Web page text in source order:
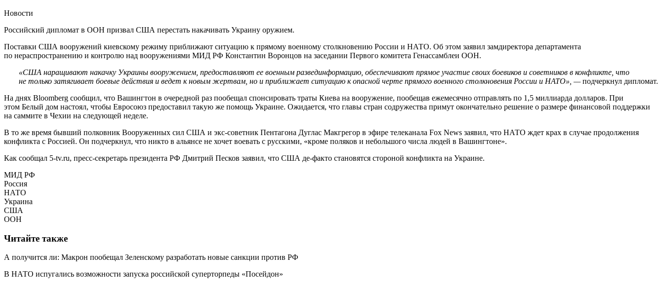
Новости
Российский дипломат в ООН призвал США перестать накачивать Украину оружием.
Поставки США вооружений киевскому режиму приближают ситуацию к прямому военному столкновению России и НАТО. Об этом заявил замдиректора департамента
по нераспространению и контролю над вооружениями МИД РФ Константин Воронцов на заседании Первого комитета Генассамблеи ООН.
«США наращивают накачку Украины вооружением, предоставляют ее военным развединформацию, обеспечивают прямое участие своих боевиков и советников в конфликте, что
не только затягивает боевые действия и ведет к новым жертвам, но и приближает ситуацию к опасной черте прямого военного столкновения России и НАТО», —подчеркнул дипломат.
На днях Bloomberg сообщил, что Вашингтон в очередной раз пообещал спонсировать траты Киева на вооружение, пообещав ежемесячно отправлять по 1,5 миллиарда долларов. При
этом Белый дом настоял, чтобы Евросоюз предоставил такую же помощь Украине. Ожидается, что главы стран содружества примут окончательно решение о размере финансовой поддержки
на саммите в Чехии на следующей неделе.
В то же время бывший полковник Вооруженных сил США и экс-советник Пентагона Дуглас Макгрегор в эфире телеканала Fox News заявил, что НАТО ждет крах в случае продолжения
конфликта с Россией. Он подчеркнул, что никто в альянсе не хочет воевать с русскими, «кроме поляков и небольшого числа людей в Вашингтоне».
Как сообщал 5-tv.ru, пресс-секретарь президента РФ Дмитрий Песков заявил, что США де-факто становятся стороной конфликта на Украине.
МИД РФ
Россия
НАТО
Украина
США
ООН
Читайте также
А получится ли: Макрон пообещал Зеленскому разработать новые санкции против РФ
В НАТО испугались возможности запуска российской суперторпеды «Посейдон»